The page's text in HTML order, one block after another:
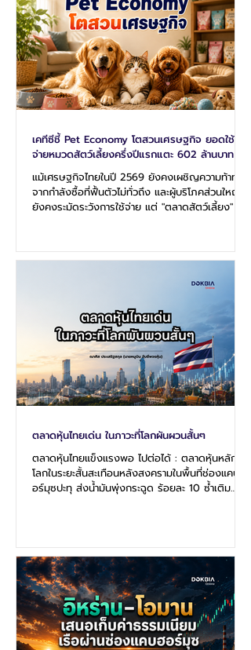
เคทีซีชี้ Pet Economy โตสวนเศรษฐกิจ ยอดใช้
จ่ายหมวดสัตว์เลี้ยงครึ่งปีแรกแตะ 602 ล้านบาท
แม้เศรษฐกิจไทยในปี 2569 ยังคงเผชิญความท้าทาย
จากกำลังซื้อที่ฟื้นตัวไม่ทั่วถึง และผู้บริโภคส่วนใหญ่
ยังคงระมัดระวังการใช้จ่าย แต่ "ตลาดสัตว์เลี้ยง" ยัง
ดั้งเดิมสู่ยุค “Pet Parent” ที่เจ้าของให้ความสำคัญ
รักษาพยาบาล ประกันสัตว์เลี้ยง รวมถึงบริกา
ตลาดหุ้นไทยเด่น ในภาวะที่โลกผันผวนสั้นๆ
ตลาดหุ้นไทยแข็งแรงพอ ไปต่อได้ : ตลาดหุ้นหลักทั่ว
โลกในระยะสั้นสะเทือนหลังสงครามในพื้นที่ช่องแคบฮ
อร์มุซปะทุ ส่งน้ำมันพุ่งกระฉูด ร้อยละ 10 ซ้ำเติม
มากระตุ้นให้ อัตราความกลัว (VIX Index) ปรับตัว
สูงขึ้นเกือบร้อยละ 10 สู่ระดับ 18.4 จุด สะท้อนการ
ไหลออกของเงินทุนอย่างเร่งด่วนออกจากกลุ่ม
อุตสาหกรรมยอดนิยมอย่าง AI และผู้ผลิตชิป
อย่างไรก็ตาม ตลาดหุ้นไทยก